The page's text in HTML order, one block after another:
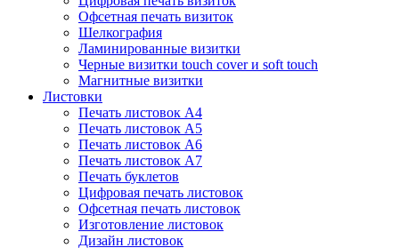
Офсетная печать визиток
Шелкография
Ламинированные визитки
Черные визитки touch cover и soft touch
Магнитные визитки
Листовки
Печать листовок А4
Печать листовок А5
Печать листовок А6
Печать листовок А7
Печать буклетов
Цифровая печать листовок
Офсетная печать листовок
Изготовление листовок
Дизайн листовок